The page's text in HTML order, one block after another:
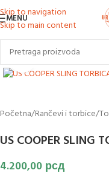
Skip to navigation
Skip to main content
MENU
Klikni za uvećanje slike
Početna/Rančevi i torbice/
US COOPER SLING
4.200,00 рсд